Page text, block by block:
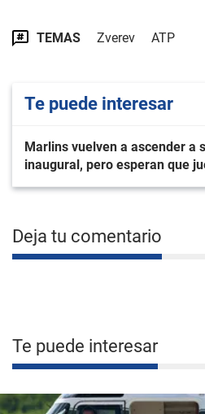
TEMAS Zverev ATP
Te puede interesar
Marlins vuelven a ascender a
inaugural, pero esperan que
Deja tu comentario
Te puede interesar